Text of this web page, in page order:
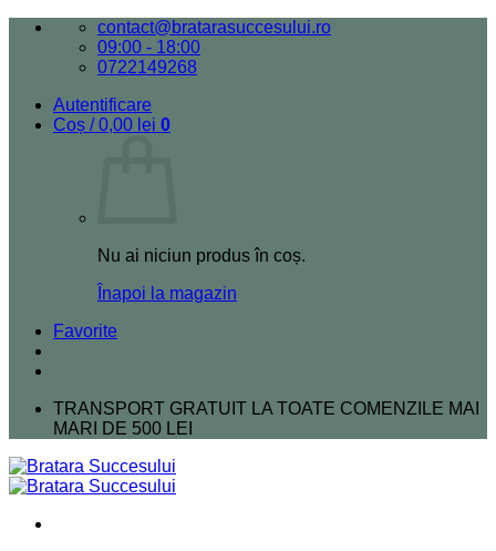
Skip
contact@bratarasuccesului.ro
09:00 - 18:00
0722149268
Autentificare
Coș /0,00 lei 0
Nu ai niciun produs în coș.
Înapoi la magazin
Favorite
TRANSPORT GRATUIT LA TOATE COMENZILE MAI
MARI DE 500 LEI